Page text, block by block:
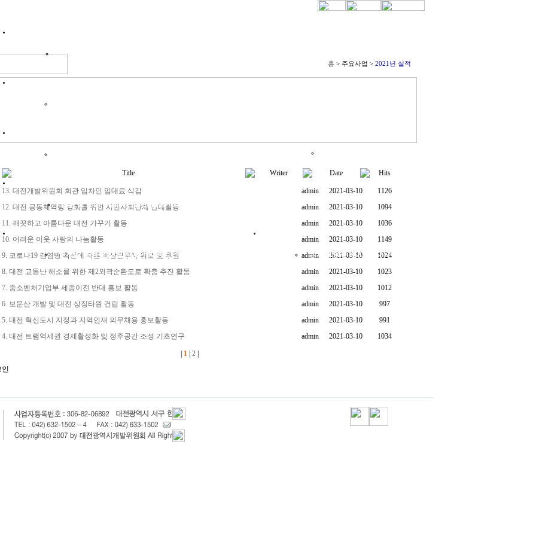
인사말
인사말운영규정 회원명단 활동사진방
인사말운영규정임원명단 회원명단 공지사항Q & A 활동사진방
홈 > 주요사업 > 2021년 실적
Title Writer Date Hits
13. 대전개발위원회 회관 임차인 임대료 삭감 admin 2021-03-10
1126
12. 대전 공동체역량 강화를 위한 시민사회단체 연대활동 admin 2021-03-10
1094
11. 깨끗하고 아름다운 대전 가꾸기 활동 admin 2021-03-10
1036
10. 어려운 이웃 사랑의 나눔활동 admin 2021-03-10
1149
9. 코로나19 감염병 확산에 따른 비상근무자 위로 및 후원 admin 2021-03-10
1024
8. 대전 교통난 해소를 위한 제2외곽순환도로 확충 추진 활동 admin 2021-03-10
1023
7. 중소벤처기업부 세종이전 반대 홍보 활동 admin 2021-03-10
1012
6. 보문산 개발 및 대전 상징타원 건립 활동 admin 2021-03-10
997
5. 대전 혁신도시 지정과 지역인재 의무채용 홍보활동 admin 2021-03-10
991
4. 대전 트램역세권 경제활성화 및 정주공간 조성 기초연구 admin 2021-03-10 1034
1| 2|